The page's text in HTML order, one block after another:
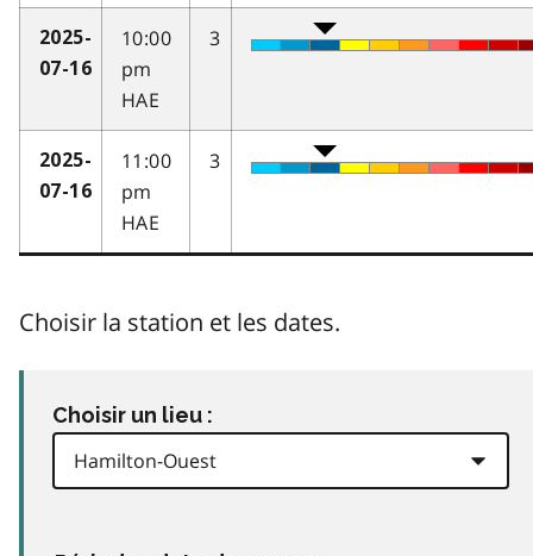
2025-
07-16
10:00
pm
HAE
3
2025-
07-16
11:00
pm
HAE
3
Choisir la station et les dates.
Choisir un lieu :